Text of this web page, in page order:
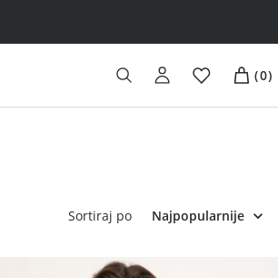
(0)
Sortiraj po Najpopularnije